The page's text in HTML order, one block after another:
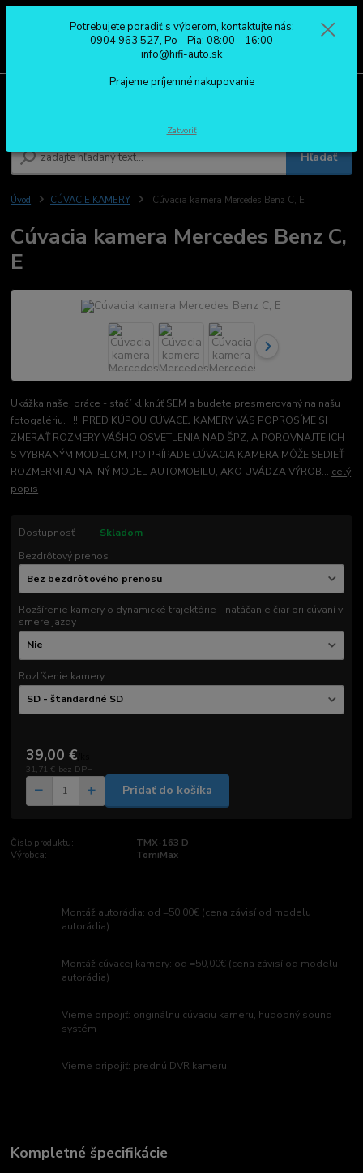
Hľadať
0904 963 527
Po - Pia: 08:00 - 16:00
Úvod CÚVACIE KAMERY Cúvacia kamera Mercedes Benz C, E
Cúvacia kamera Mercedes Benz C,
E
Ukážka našej práce - stačí kliknúť SEM a budete presmerovaný na našu
fotogalériu. !!! PRED KÚPOU CÚVACEJ KAMERY VÁS POPROSÍME SI
ZMERAŤ ROZMERY VÁŠHO OSVETLENIA NAD ŠPZ, A POROVNAJTE ICH
S VYBRANÝM MODELOM, PO PRÍPADE CÚVACIA KAMERA MÔŽE SEDIEŤ
ROZMERMI AJ NA INÝ MODEL AUTOMOBILU, AKO UVÁDZA VÝROB... celý
popis
Dostupnosť
Skladom
Bezdrôtový prenos
Rozšírenie kamery o dynamické trajektórie - natáčanie čiar pri cúvaní v
smere jazdy
Rozlíšenie kamery
39,00 €
31,71 € bez DPH
Pridať do košíka
Číslo produktu:
TMX-163 D
Výrobca:
TomiMax
Montáž autorádia: od =50,00€ (cena závisí od modelu
autorádia)
Montáž cúvacej kamery: od =50,00€ (cena závisí od modelu
autorádia)
Vieme pripojiť: originálnu cúvaciu kameru, hudobný sound
systém
Vieme pripojiť: prednú DVR kameru
Kompletné špecifikácie
Potrebujete poradiť s výberom, kontaktujte nás:
0904 963 527, Po - Pia: 08:00 - 16:00
info@hifi-auto.sk
Prajeme príjemné nakupovanie
Zatvoriť